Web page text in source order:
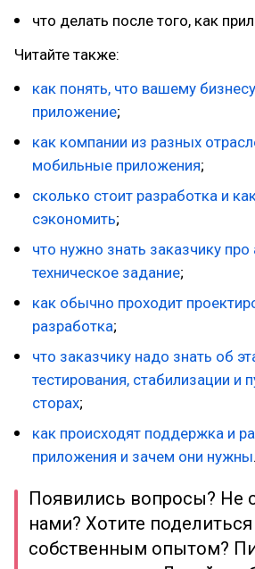
что делать после того, как
Читайте также:
как понять, что вашему
приложение;
как компании из разных
мобильные приложения;
сколько стоит разработка и
сэкономить;
что нужно знать заказчику про
техническое задание;
как обычно проходит
разработка;
что заказчику надо знать об
тестирования, стабилизации и
сторах;
как происходят поддержка и
приложения и зачем они нужны.
Появились вопросы? Не
нами? Хотите поделиться
собственным опытом?